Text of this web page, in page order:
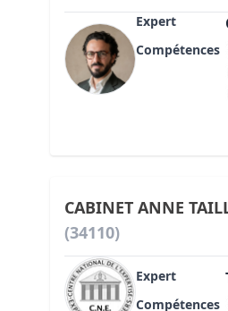
Expert
Compétences
CABINET ANNE
(34110)
Expert
Compétences